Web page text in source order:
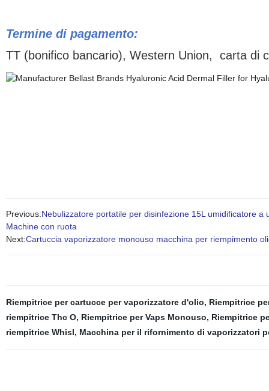
Termine di pagamento:
TT (bonifico bancario), Western Union,
carta di
Previous:Nebulizzatore portatile per disinfezione 15L umidificatore
Machine con ruota
Next:Cartuccia vaporizzatore monouso macchina per riempimento
Riempitrice per cartucce per vaporizzatore d'olio, Riempitrice
riempitrice Thc O, Riempitrice per Vaps Monouso, Riempitrice
riempitrice Whisl, Macchina per il rifornimento di vaporizzatori